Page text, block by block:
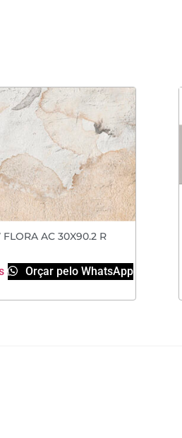
FLORA AC 30X90.2 R
Orçar pelo WhatsApp